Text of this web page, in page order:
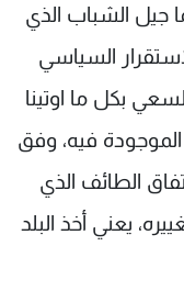
جيل الشباب الذي
السياسي
بكل ما اوتينا
فيه، وفق
الطائف الذي
يعني أخذ البلد